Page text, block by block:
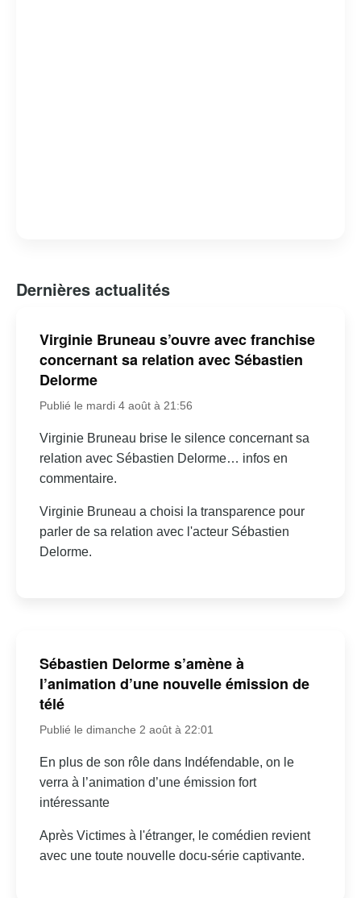
Dernières actualités
Virginie Bruneau s’ouvre avec franchise
concernant sa relation avec Sébastien
Delorme
Publié le mardi 4 août à 21:56
Virginie Bruneau brise le silence concernant sa
relation avec Sébastien Delorme… infos en
commentaire.
Virginie Bruneau a choisi la transparence pour
parler de sa relation avec l'acteur Sébastien
Delorme.
Sébastien Delorme s’amène à
l’animation d’une nouvelle émission de
télé
Publié le dimanche 2 août à 22:01
En plus de son rôle dans Indéfendable, on le
verra à l’animation d’une émission fort
intéressante
Après Victimes à l'étranger, le comédien revient
avec une toute nouvelle docu-série captivante.